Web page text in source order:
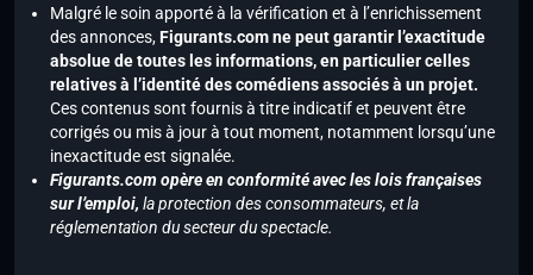
Malgré le soin apporté à la vérification et à l’enrichissement
des annonces,Figurants.com ne peut garantir l’exactitude
absolue de toutes les informations, en particulier celles
relatives à l’identité des comédiens associés à un projet.
Ces contenus sont fournis à titre indicatif et peuvent être
corrigés ou mis à jour à tout moment, notamment lorsqu’une
inexactitude est signalée.
Figurants.com opère en conformité avec les lois françaises
sur l’emploi, la protection des consommateurs, et la
réglementation du secteur du spectacle.